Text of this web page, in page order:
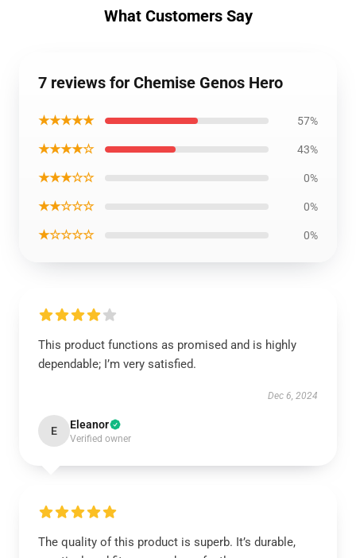
What Customers Say
7 reviews for Chemise Genos Hero
★★★★★ 57%
★★★★☆ 43%
★★★☆☆ 0%
★★☆☆☆ 0%
★☆☆☆☆ 0%
This product functions as promised and is highly
dependable; I’m very satisfied.
Dec 6, 2024
E Eleanor
Verified owner
The quality of this product is superb. It’s durable,